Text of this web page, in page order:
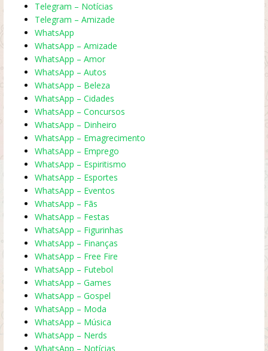
Telegram – Notícias
Telegram – Amizade
WhatsApp
WhatsApp – Amizade
WhatsApp – Amor
WhatsApp – Autos
WhatsApp – Beleza
WhatsApp – Cidades
WhatsApp – Concursos
WhatsApp – Dinheiro
WhatsApp – Emagrecimento
WhatsApp – Emprego
WhatsApp – Espiritismo
WhatsApp – Esportes
WhatsApp – Eventos
WhatsApp – Fãs
WhatsApp – Festas
WhatsApp – Figurinhas
WhatsApp – Finanças
WhatsApp – Free Fire
WhatsApp – Futebol
WhatsApp – Games
WhatsApp – Gospel
WhatsApp – Moda
WhatsApp – Música
WhatsApp – Nerds
WhatsApp – Notícias